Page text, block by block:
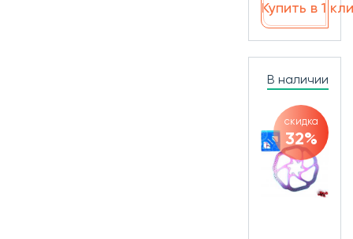
Купить в 1
В наличии
скидка
32%